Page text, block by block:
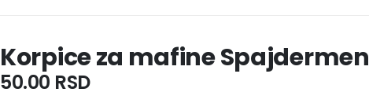
Korpice za mafine Spajdermen
50.00 RSD